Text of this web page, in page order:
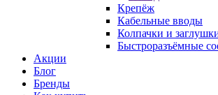
Крепёж
Кабельные вводы
Колпачки и
Быстроразъёмные
Акции
Блог
Бренды